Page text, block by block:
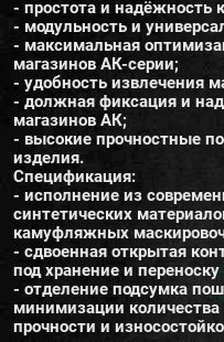
- простота и надёжность
- модульность и
- максимальная
магазинов АК-серии;
- удобность извлечения
- должная фиксация и
магазинов АК;
- высокие прочностные
изделия.
Спецификация:
- исполнение из
синтетических
камуфляжных
- сдвоенная открытая
под хранение и
- отделение подсумка
минимизации
прочности и